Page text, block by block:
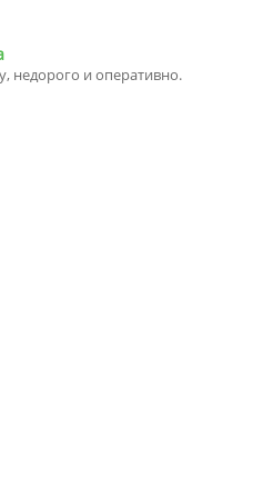
недорого и оперативно.